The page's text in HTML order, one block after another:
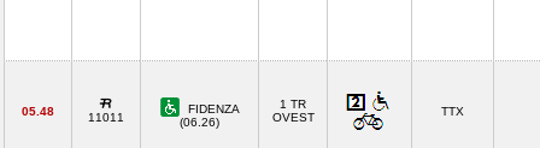
05.48 11011
FIDENZA
(06.26)
1 TR
OVEST
TTX